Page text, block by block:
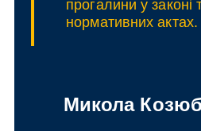
прогалини у законі
нормативних актах.
Микола